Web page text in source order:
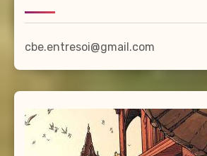
cbe.entresoi@gmail.com